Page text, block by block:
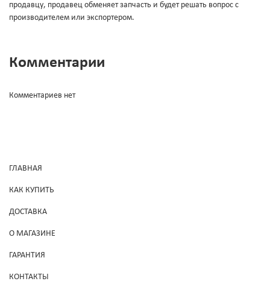
продавцу, продавец обменяет запчасть и будет решать вопрос с
производителем или экспортером.
Комментарии
Комментариев нет
ГЛАВНАЯ
КАК КУПИТЬ
ДОСТАВКА
О МАГАЗИНЕ
ГАРАНТИЯ
КОНТАКТЫ